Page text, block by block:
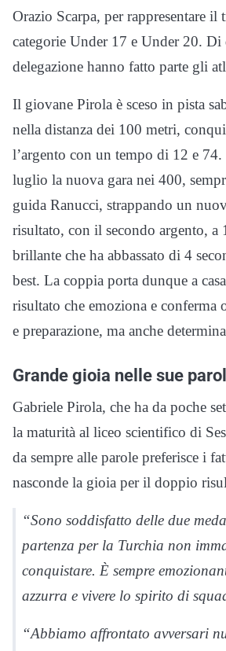
Orazio Scarpa, per rappresentare il
categorie Under 17 e Under 20. Di
delegazione hanno fatto parte gli
Il giovane Pirola è sceso in pista
nella distanza dei 100 metri,
l’argento con un tempo di 12 e
luglio la nuova gara nei 400,
guida Ranucci, strappando un
risultato, con il secondo argento, a
brillante che ha abbassato di 4
best. La coppia porta dunque a
risultato che emoziona e conferma
e preparazione, ma anche
Grande gioia nelle sue
Gabriele Pirola, che ha da poche
la maturità al liceo scientifico di
da sempre alle parole preferisce i
nasconde la gioia per il doppio
“Sono soddisfatto delle due
partenza per la Turchia non
conquistare. È sempre
azzurra e vivere lo spirito di
“Abbiamo affrontato avversari